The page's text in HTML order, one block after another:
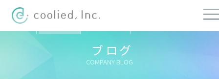
ブログ
COMPANY BLOG
ての記事